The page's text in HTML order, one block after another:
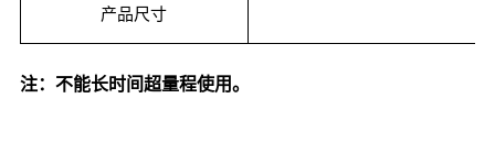
产品尺寸
注：不能长时间超量程使用。